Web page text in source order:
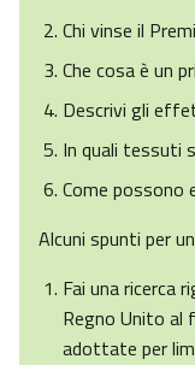
Chi vinse il
Che cosa è un
Descrivi gli
In quali tessuti
Come possono
Alcuni spunti per
Fai una ricerca
Regno Unito al
adottate per